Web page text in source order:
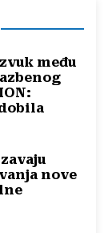
među
nove